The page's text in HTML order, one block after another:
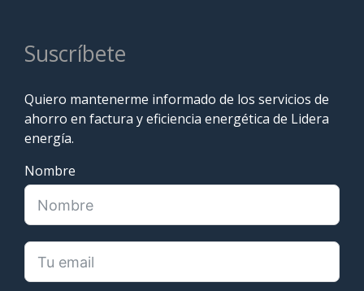
Suscríbete
Quiero mantenerme informado de los servicios de
ahorro en factura y eficiencia energética de Lidera
energía.
Nombre